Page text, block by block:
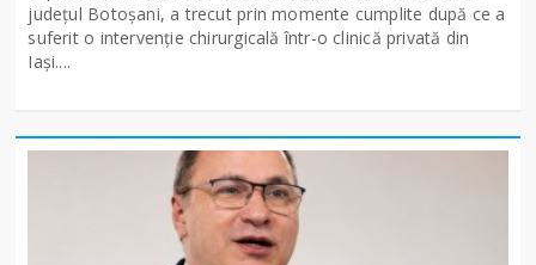
județul Botoșani, a trecut prin momente cumplite după ce a
suferit o intervenție chirurgicală într-o clinică privată din
Iași....